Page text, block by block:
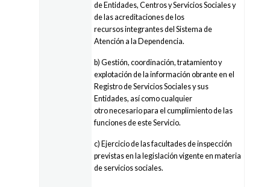
de Entidades, Centros y Servicios Sociales y
de las acreditaciones de los
recursos integrantes del Sistema de
Atención a la Dependencia.
b) Gestión, coordinación, tratamiento y
explotación de la información obrante en el
Registro de Servicios Sociales y sus
Entidades, así como cualquier
otro necesario para el cumplimiento de las
funciones de este Servicio.
c) Ejercicio de las facultades de inspección
previstas en la legislación vigente en materia
de servicios sociales.